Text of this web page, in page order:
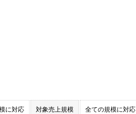
に対応 対象売上規模 全ての規模に対応